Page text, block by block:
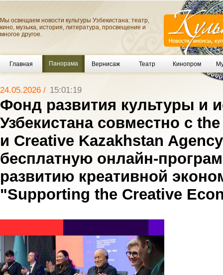
Мы освещаем новости культуры Узбекистана: театр,
кино, музыка, история, литература, просвещение и
многое другое.
Главная Панорама Вернисаж Театр Кинопром
24.05.2026 / 15:01:19
Фонд развития культуры и
Узбекистана совместно с
и Creative Kazakhstan
бесплатную онлайн-
развитию креативной
"Supporting the Creative